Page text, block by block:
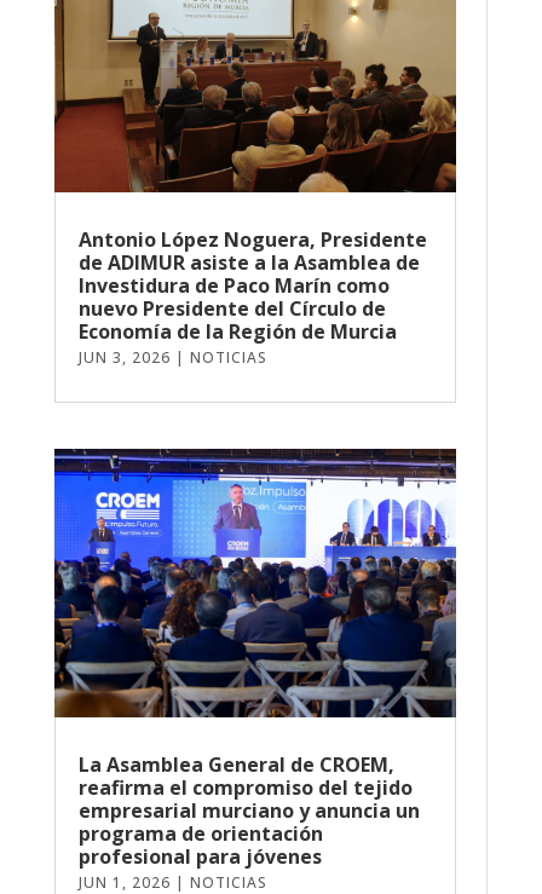
Antonio López Noguera, Presidente
de ADIMUR asiste a la Asamblea de
Investidura de Paco Marín como
nuevo Presidente del Círculo de
Economía de la Región de Murcia
JUN 3, 2026 | NOTICIAS
La Asamblea General de CROEM,
reafirma el compromiso del tejido
empresarial murciano y anuncia un
programa de orientación
profesional para jóvenes
JUN 1, 2026 | NOTICIAS